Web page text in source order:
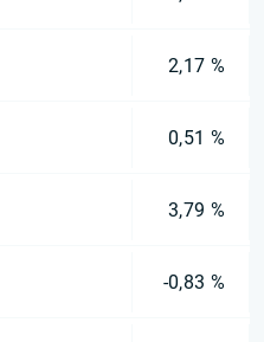
2,17 %
0,51 %
3,79 %
-0,83 %